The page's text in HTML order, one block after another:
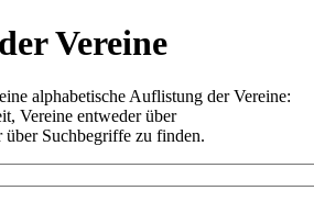
Vereine
alphabetische Auflistung der Vereine:
Vereine entweder über
über Suchbegriffe zu finden.